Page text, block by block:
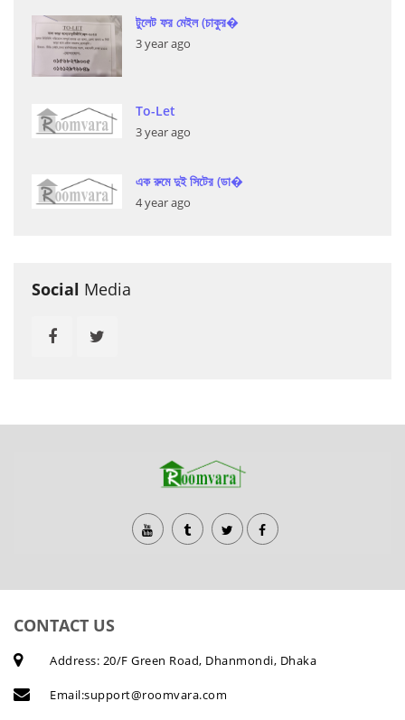
টুলেট ফর মেইল (চাকুর�
3 year ago
To-Let
3 year ago
এক রুমে দুই সিটের (ডা�
4 year ago
Social Media
CONTACT US
Address: 20/F Green Road, Dhanmondi, Dhaka
Email:support@roomvara.com